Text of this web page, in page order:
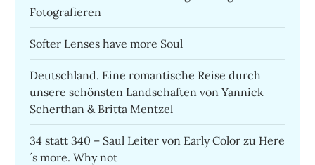
Fotografieren
Softer Lenses have more Soul
Deutschland. Eine romantische Reise durch
unsere schönsten Landschaften von Yannick
Scherthan & Britta Mentzel
34 statt 340 – Saul Leiter von Early Color zu Here
´s more. Why not